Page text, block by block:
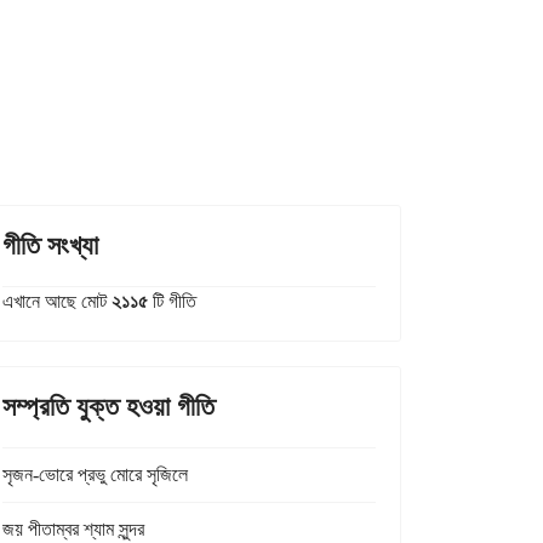
গীতি সংখ্যা
এখানে আছে মোট২১১৫ টি গীতি
সম্প্রতি যুক্ত হওয়া গীতি
সৃজন-ভোরে প্রভু মোরে সৃজিলে
জয় পীতাম্বর শ্যাম সুন্দর